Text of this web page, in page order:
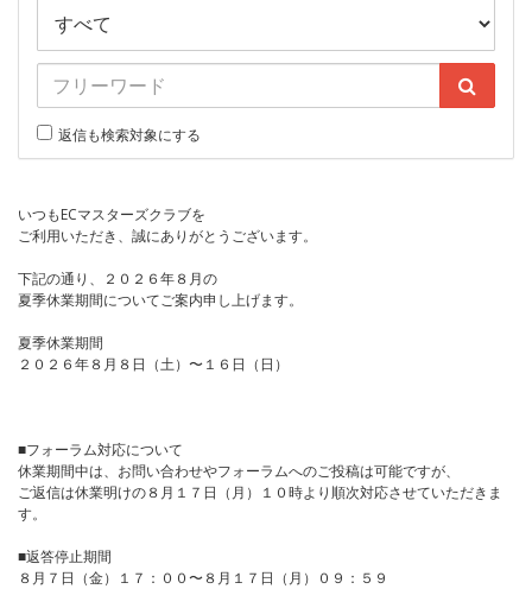
返信も検索対象にする
いつもECマスターズクラブを
ご利用いただき、誠にありがとうございます。
下記の通り、２０２６年８月の
夏季休業期間についてご案内申し上げます。
夏季休業期間
２０２６年８月８日（土）〜１６日（日）
■フォーラム対応について
休業期間中は、お問い合わせやフォーラムへのご投稿は可能ですが、
ご返信は休業明けの８月１７日（月）１０時より順次対応させていただきま
す。
■返答停止期間
８月７日（金）１７：００〜８月１７日（月）０９：５９